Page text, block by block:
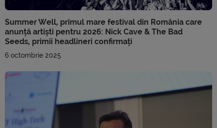
Summer Well, primul mare festival din România care
anunță artiști pentru 2026: Nick Cave & The Bad
Seeds, primii headlineri confirmați
6 octombrie 2025